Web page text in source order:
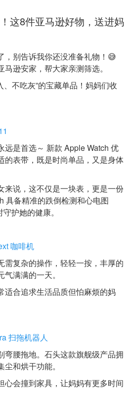
这8件亚马逊好物，送进妈
，别告诉我你还没准备礼物！😅
逊安家，帮大家亲测筛选。
、不吃灰”的宝藏单品！妈妈们收
远是首选～ 新款 Apple Watch 优
的表带，既是时尚单品，又是身体
来说，这不仅是一块表，更是一份
具备精准的跌倒检测和心电图
护她的健康。
咖啡机
需复杂的操作，轻轻一按，丰厚的
满满的一天。
适合追求生活品质但怕麻烦的妈
扫拖机器人
弯腰拖地。石头这款旗舰级产品拥
和烘干功能。
心会撞到家具，让妈妈有更多时间